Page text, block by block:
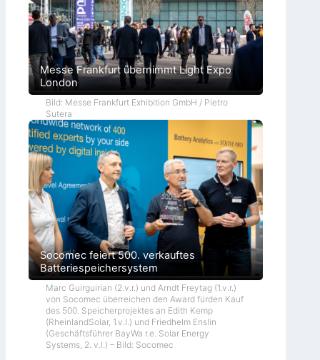
Messe Frankfurt übernimmt Light Expo
London
Bild: Messe Frankfurt Exhibition GmbH / Pietro
Sutera
Socomec feiert 500. verkauftes
Batteriespeichersystem
Marc Guirguirian (2.v.r.) und Arndt Freytag (1.v.r.)
von Socomec überreichen den Award fürden Kauf
des 500. Speicherprojektes an Edith Kemp
(RheinlandSolar, 1.v.l.) und Friedhelm Enslin
(Geschäftsführer BayWa r.e. Solar Energy
Systems, 2. v.l.) – Bild: Socomec